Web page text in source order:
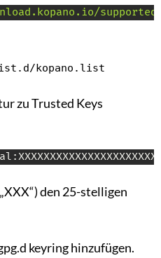
kopano.list
zu Trusted Keys
den 25-stelligen
keyring hinzufügen.